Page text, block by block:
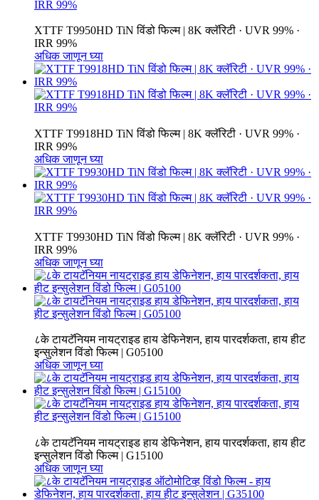
XTTF T9950HD TiN विंडो फिल्म | 8K क्लॅरिटी · UVR 99% ·
IRR 99%
अधिक जाणून घ्या
XTTF T9918HD TiN विंडो फिल्म | 8K क्लॅरिटी · UVR 99% ·
IRR 99%
अधिक जाणून घ्या
XTTF T9930HD TiN विंडो फिल्म | 8K क्लॅरिटी · UVR 99% ·
IRR 99%
अधिक जाणून घ्या
८के टायटॅनियम नायट्राइड हाय डेफिनेशन, हाय पारदर्शकता, हाय हीट
इन्सुलेशन विंडो फिल्म | G05100
अधिक जाणून घ्या
८के टायटॅनियम नायट्राइड हाय डेफिनेशन, हाय पारदर्शकता, हाय हीट
इन्सुलेशन विंडो फिल्म | G15100
अधिक जाणून घ्या